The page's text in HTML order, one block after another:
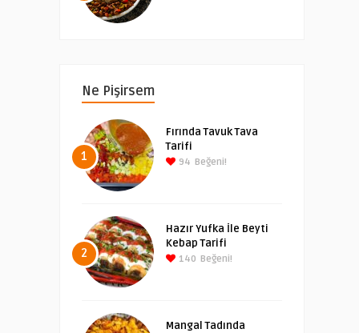
Ne Pişirsem
1
Fırında Tavuk Tava
Tarifi
94 Beğeni!
2
Hazır Yufka İle Beyti
Kebap Tarifi
140 Beğeni!
Mangal Tadında